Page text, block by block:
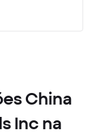
China
Inc na